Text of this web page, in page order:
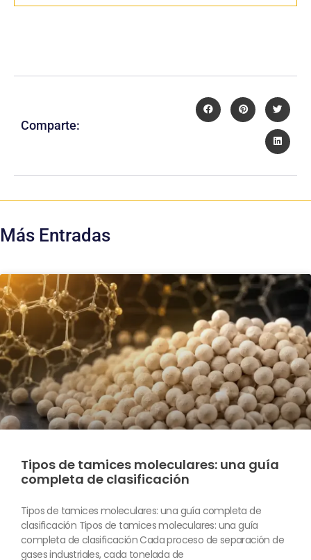
Comparte:
Más Entradas
Tipos de tamices moleculares: una guía
completa de clasificación
Tipos de tamices moleculares: una guía completa de
clasificación Tipos de tamices moleculares: una guía
completa de clasificación Cada proceso de separación de
gases industriales, cada tonelada de